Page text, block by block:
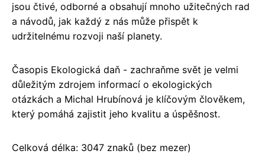
jsou čtivé, odborné a obsahují mnoho užitečných rad
a návodů, jak každý z nás může přispět k
udržitelnému rozvoji naší planety.
Časopis Ekologická daň - zachraňme svět je velmi
důležitým zdrojem informací o ekologických
otázkách a Michal Hrubínová je klíčovým člověkem,
který pomáhá zajistit jeho kvalitu a úspěšnost.
Celková délka: 3047 znaků (bez mezer)